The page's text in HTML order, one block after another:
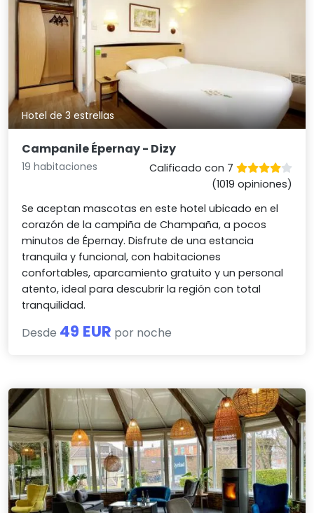
Hotel de 3 estrellas
Campanile Épernay - Dizy
19 habitaciones
Calificado con 7
(1019 opiniones)
Se aceptan mascotas en este hotel ubicado en el
corazón de la campiña de Champaña, a pocos
minutos de Épernay. Disfrute de una estancia
tranquila y funcional, con habitaciones
confortables, aparcamiento gratuito y un personal
atento, ideal para descubrir la región con total
tranquilidad.
Desde 49 EUR por noche